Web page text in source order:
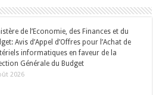
de l’Economie, des Finances et du
Avis d’Appel d’Offres pour l’Achat de
informatiques en faveur de la
Générale du Budget
2026